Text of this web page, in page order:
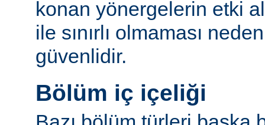
konan yönergelerin etki
ile sınırlı olmaması
güvenlidir.
Bölüm iç içeliği